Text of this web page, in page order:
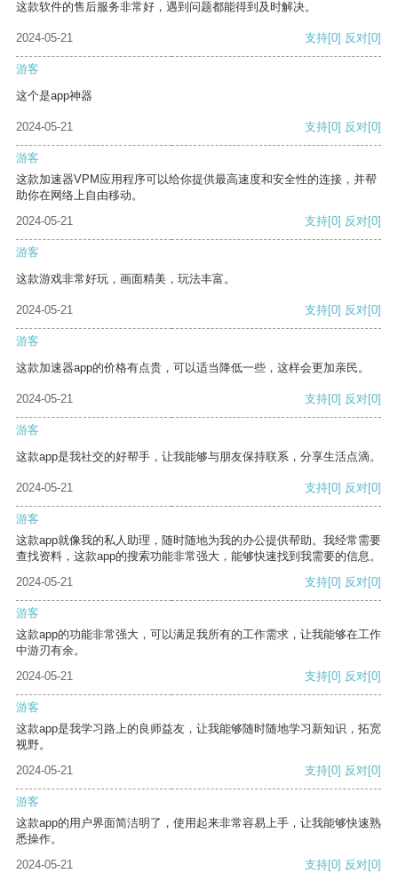
这款软件的售后服务非常好，遇到问题都能得到及时解决。
2024-05-21 支持[0] 反对[0]
游客
这个是app神器
2024-05-21 支持[0] 反对[0]
游客
这款加速器VPM应用程序可以给你提供最高速度和安全性的连接，并帮
助你在网络上自由移动。
2024-05-21
支持[0] 反对[0]
游客
这款游戏非常好玩，画面精美，玩法丰富。
2024-05-21 支持[0] 反对[0]
游客
这款加速器app的价格有点贵，可以适当降低一些，这样会更加亲民。
2024-05-21 支持[0] 反对[0]
游客
这款app是我社交的好帮手，让我能够与朋友保持联系，分享生活点滴。
2024-05-21 支持[0] 反对[0]
游客
这款app就像我的私人助理，随时随地为我的办公提供帮助。我经常需要
查找资料，这款app的搜索功能非常强大，能够快速找到我需要的信息。
2024-05-21
支持[0] 反对[0]
游客
这款app的功能非常强大，可以满足我所有的工作需求，让我能够在工作
中游刃有余。
2024-05-21
支持[0] 反对[0]
游客
这款app是我学习路上的良师益友，让我能够随时随地学习新知识，拓宽
视野。
2024-05-21
支持[0] 反对[0]
游客
这款app的用户界面简洁明了，使用起来非常容易上手，让我能够快速熟
悉操作。
2024-05-21
支持[0] 反对[0]